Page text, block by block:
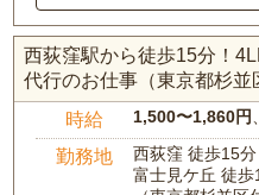
西荻窪駅から徒歩15分！
代行のお仕事（東京都杉並
時給 1,500〜1,860円
勤務地
西荻窪 徒歩15分
富士見ケ丘 徒歩